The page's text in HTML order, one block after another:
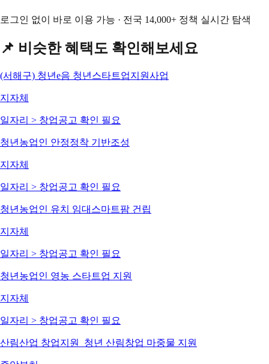
로그인 없이 바로 이용 가능 · 전국 14,000+ 정책 실시간 탐색
📌 비슷한 혜택도 확인해보세요
(서해구) 청년e음 청년스타트업지원사업
지자체
일자리 > 창업공고 확인 필요
청년농업인 안정정착 기반조성
지자체
일자리 > 창업공고 확인 필요
청년농업인 유치 임대스마트팜 건립
지자체
일자리 > 창업공고 확인 필요
청년농업인 영농 스타트업 지원
지자체
일자리 > 창업공고 확인 필요
산림산업 창업지원_청년 산림창업 마중물 지원